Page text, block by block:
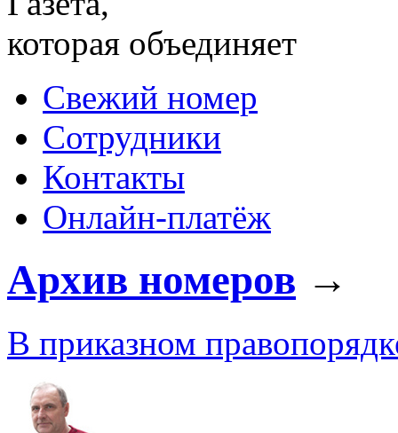
которая объединяет
Свежий номер
Сотрудники
Контакты
Онлайн-платёж
Архив номеров →
В приказном